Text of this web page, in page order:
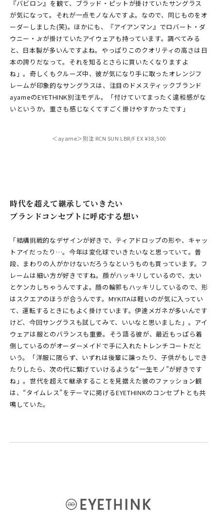
『バビロン』を観て、ブラッド・ピットが掛けていたサングラス
が気になって。それが一点モノなんですよ。なので、同じものをオ
ーダーしました(笑)。ほかにも、『アイアンマン』でロバート・ダ
ウニー・Jrが掛けていたアイウェアも持っています。調べてみる
と、日本製が多いんですよね。やっぱりこのクオリティの高さは日
本の誇りだなって。それを知るとさらに買いたくなりますよ
ね」。奇しくもクルーズ中、彼が気になり手に取ったオレンジフ
レームが印象的なサングラスは、注目のドメスティックブランド
ayameのEYETHINK別注モデル。「付けていてまったく違和感がな
いというか。重さも感じなくてすごく掛けやすかったです」
＜ayame＞別注 RCN SUN LBR/F EX ¥38,500
時代を超えて継承していきたい
ブランドコンセプトに呼応する想い
「結構挑戦的なデザインが好きで、ティアドロップの形や、キャッ
トアイだったり…。今年は変化球でいきたいなと思っていて。普
段、まわりの人がかけないだろうなというものも買っています。フ
レームは細い方が好きですね。顔がハッキリしているので、太い
とケンカしちゃうんですよ。顔の輪郭もハッキリしているので、形
はスクエアのほうが合うんです。MYKITAは軽いのが気に入ってい
て、運転するときにもよく掛けています。伊達メガネが多いんです
けど、今回サングラスも試してみて、いいなと思いました」。アイ
ウェアは服とのバランスも重要。そう語る彼が、最近もっぱら着
倒しているのがオーダーメイドで手に入れたトレンチコートだと
いう。「洋服に限らず、いずれは後輩に譲ったり、子供がもしでき
たりしたら、次の代に繋げていけるような“一生モノ”が好きです
ね」。世代を超えて継承することを見据えた彼のファッション観
は、“タイムレス”をテーマに掲げるEYETHINKのコンセプトとも共
鳴していた。